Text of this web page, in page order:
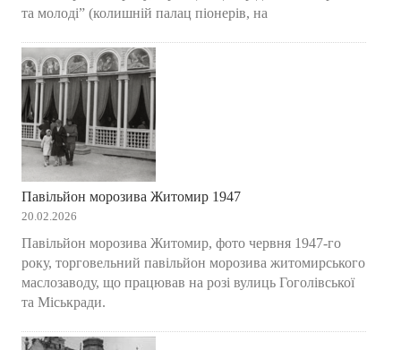
та молоді” (колишній палац піонерів, на
Павільйон морозива Житомир 1947
20.02.2026
Павільйон морозива Житомир, фото червня 1947-го
року, торговельний павільйон морозива житомирського
маслозаводу, що працював на розі вулиць Гоголівської
та Міськради.